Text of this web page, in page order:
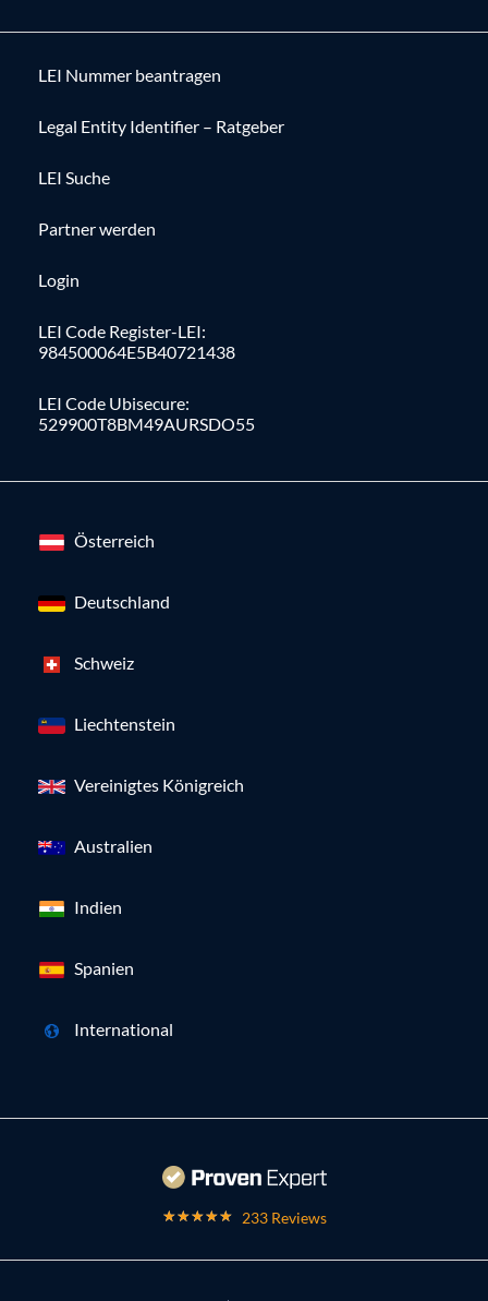
LEI Nummer beantragen
Legal Entity Identifier – Ratgeber
LEI Suche
Partner werden
Login
LEI Code Register-LEI:
984500064E5B40721438
LEI Code Ubisecure:
529900T8BM49AURSDO55
Österreich
Deutschland
Schweiz
Liechtenstein
Vereinigtes Königreich
Australien
Indien
Spanien
International
233 Reviews